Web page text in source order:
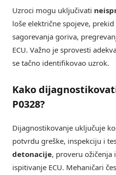
Uzroci mogu uključivati
loše električne spojeve,
sagorevanja goriva,
ECU. Važno je sprovesti
se tačno identifikovao uzrok.
Kako
P0328?
Dijagnostikovanje uključuje
potvrdu greške, inspekciju i
detonacije, proveru ožičenja
ispitivanje ECU. Mehaničari